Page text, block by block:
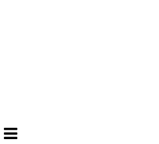
Veksle
navigasjon